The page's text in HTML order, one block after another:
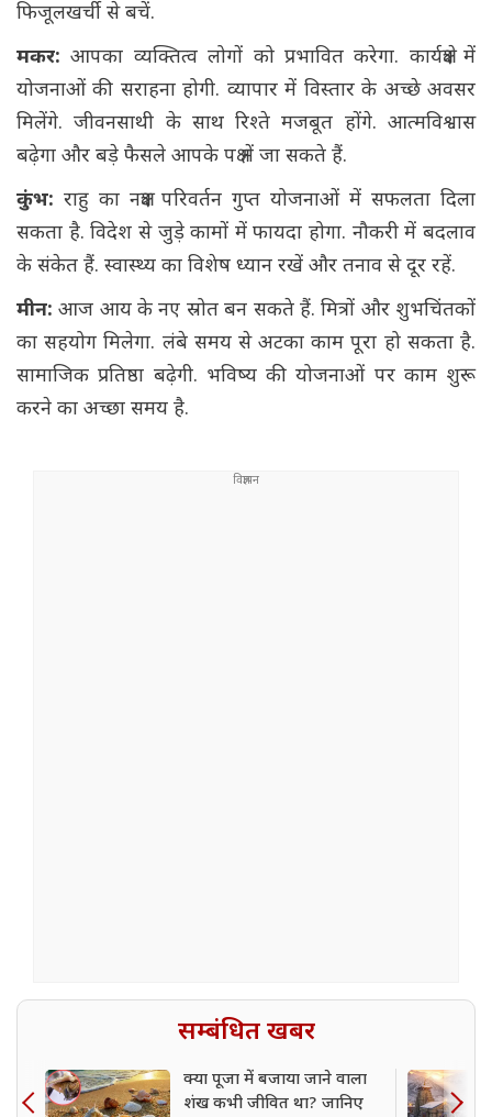
फिजूलखर्ची से बचें.
मकर:आपका व्यक्तित्व लोगों को प्रभावित करेगा. कार्यक्षेत्र में
योजनाओं की सराहना होगी. व्यापार में विस्तार के अच्छे अवसर
मिलेंगे. जीवनसाथी के साथ रिश्ते मजबूत होंगे. आत्मविश्वास
बढ़ेगा और बड़े फैसले आपके पक्ष में जा सकते हैं.
कुंभ: राहु का नक्षत्र परिवर्तन गुप्त योजनाओं में सफलता दिला
सकता है. विदेश से जुड़े कामों में फायदा होगा. नौकरी में बदलाव
के संकेत हैं. स्वास्थ्य का विशेष ध्यान रखें और तनाव से दूर रहें.
मीन:आज आय के नए स्रोत बन सकते हैं. मित्रों और शुभचिंतकों
का सहयोग मिलेगा. लंबे समय से अटका काम पूरा हो सकता है.
सामाजिक प्रतिष्ठा बढ़ेगी. भविष्य की योजनाओं पर काम शुरू
करने का अच्छा समय है.
सम्बंधित खबर
क्या पूजा में बजाया जाने वाला
शंख कभी जीवित था? जानिए